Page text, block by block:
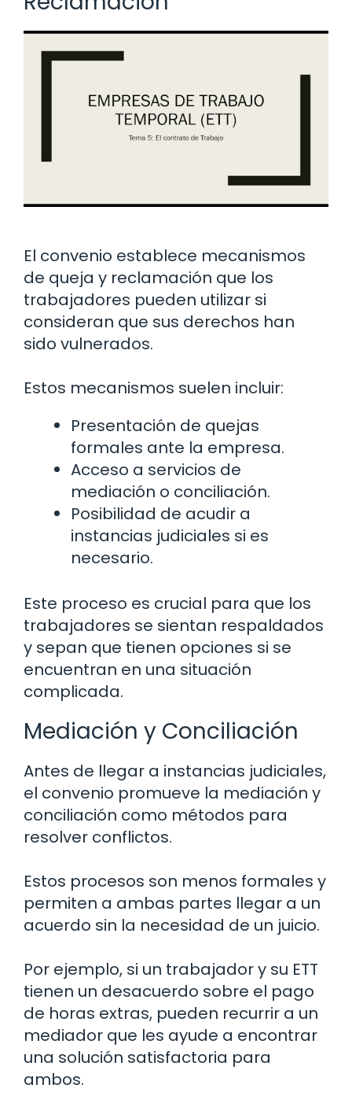
El convenio establece mecanismos
de queja y reclamación que los
trabajadores pueden utilizar si
consideran que sus derechos han
sido vulnerados.
Estos mecanismos suelen incluir:
Presentación de quejas
formales ante la empresa.
Acceso a servicios de
mediación o conciliación.
Posibilidad de acudir a
instancias judiciales si es
necesario.
Este proceso es crucial para que los
trabajadores se sientan respaldados
y sepan que tienen opciones si se
encuentran en una situación
complicada.
Mediación y Conciliación
Antes de llegar a instancias judiciales,
el convenio promueve la mediación y
conciliación como métodos para
resolver conflictos.
Estos procesos son menos formales y
permiten a ambas partes llegar a un
acuerdo sin la necesidad de un juicio.
Por ejemplo, si un trabajador y su ETT
tienen un desacuerdo sobre el pago
de horas extras, pueden recurrir a un
mediador que les ayude a encontrar
una solución satisfactoria para
ambos.